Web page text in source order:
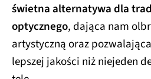
świetna alternatywa dla
optycznego, dająca nam
artystyczną oraz
lepszej jakości niż niejeden